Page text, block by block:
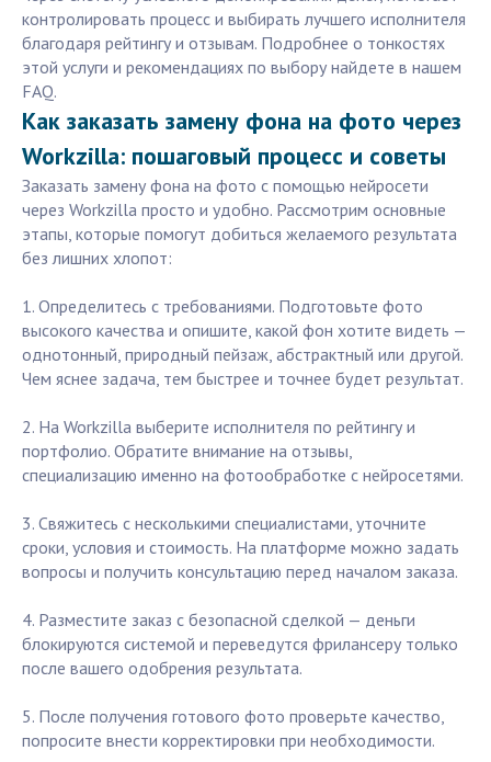
контролировать процесс и выбирать лучшего исполнителя
благодаря рейтингу и отзывам. Подробнее о тонкостях
этой услуги и рекомендациях по выбору найдете в нашем
FAQ.
Как заказать замену фона на фото через
Workzilla: пошаговый процесс и советы
Заказать замену фона на фото с помощью нейросети
через Workzilla просто и удобно. Рассмотрим основные
этапы, которые помогут добиться желаемого результата
без лишних хлопот:
1. Определитесь с требованиями. Подготовьте фото
высокого качества и опишите, какой фон хотите видеть —
однотонный, природный пейзаж, абстрактный или другой.
Чем яснее задача, тем быстрее и точнее будет результат.
2. На Workzilla выберите исполнителя по рейтингу и
портфолио. Обратите внимание на отзывы,
специализацию именно на фотообработке с нейросетями.
3. Свяжитесь с несколькими специалистами, уточните
сроки, условия и стоимость. На платформе можно задать
вопросы и получить консультацию перед началом заказа.
4. Разместите заказ с безопасной сделкой — деньги
блокируются системой и переведутся фрилансеру только
после вашего одобрения результата.
5. После получения готового фото проверьте качество,
попросите внести корректировки при необходимости.